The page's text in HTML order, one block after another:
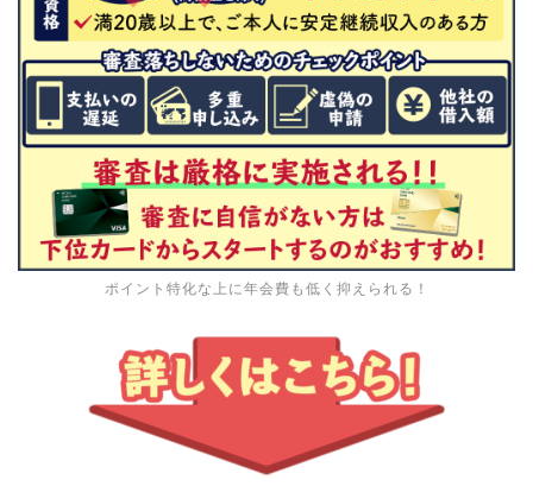
ポイント特化な上に年会費も低く抑えられる！